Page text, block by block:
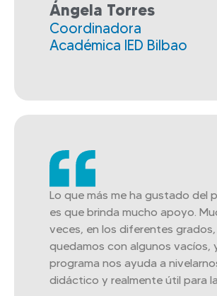
Ángela Torres
Coordinadora
Académica IED Bilbao
Lo que más me ha gustado del
es que brinda mucho apoyo.
veces, en los diferentes grados,
quedamos con algunos vacíos,
programa nos ayuda a
didáctico y realmente útil para